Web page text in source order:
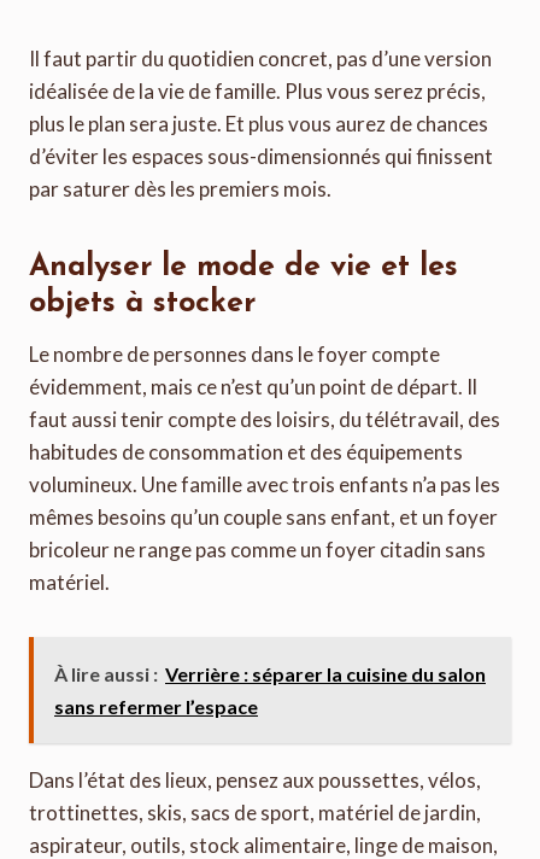
Il faut partir du quotidien concret, pas d’une version
idéalisée de la vie de famille. Plus vous serez précis,
plus le plan sera juste. Et plus vous aurez de chances
d’éviter les espaces sous-dimensionnés qui finissent
par saturer dès les premiers mois.
Analyser le mode de vie et les
objets à stocker
Le nombre de personnes dans le foyer compte
évidemment, mais ce n’est qu’un point de départ. Il
faut aussi tenir compte des loisirs, du télétravail, des
habitudes de consommation et des équipements
volumineux. Une famille avec trois enfants n’a pas les
mêmes besoins qu’un couple sans enfant, et un foyer
bricoleur ne range pas comme un foyer citadin sans
matériel.
À lire aussi : Verrière : séparer la cuisine du salon
sans refermer l’espace
Dans l’état des lieux, pensez aux poussettes, vélos,
trottinettes, skis, sacs de sport, matériel de jardin,
aspirateur, outils, stock alimentaire, linge de maison,